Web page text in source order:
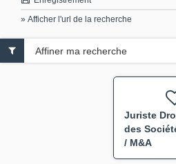
» Afficher l'url de la recherche
Juriste
des
/ M&A
Affiner ma recherche